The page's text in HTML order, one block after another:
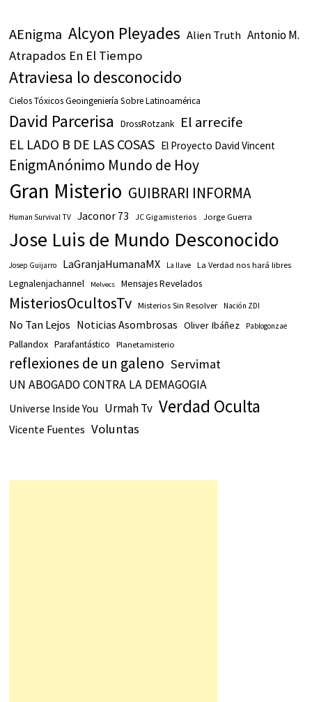
AEnigma Alcyon Pleyades Alien Truth Antonio M.
Atrapados En El Tiempo
Atraviesa lo desconocido
Cielos Tóxicos Geoingeniería Sobre Latinoamérica
David Parcerisa DrossRotzank El arrecife
EL LADO B DE LAS COSAS El Proyecto David Vincent
EnigmAnónimo Mundo de Hoy
Gran Misterio GUIBRARI INFORMA
Human Survival TV Jaconor 73 JC Gigamisterios Jorge Guerra
Jose Luis de Mundo Desconocido
Josep Guijarro LaGranjaHumanaMX La llave La Verdad nos hará libres
Legnalenjachannel Melvecs Mensajes Revelados
MisteriosOcultosTv Misterios Sin Resolver Nación ZDI
No Tan Lejos Noticias Asombrosas Oliver Ibáñez Pablogonzae
Pallandox Parafantástico Planetamisterio
reflexiones de un galeno Servimat
UN ABOGADO CONTRA LA DEMAGOGIA
Universe Inside You Urmah Tv Verdad Oculta
Vicente Fuentes Voluntas